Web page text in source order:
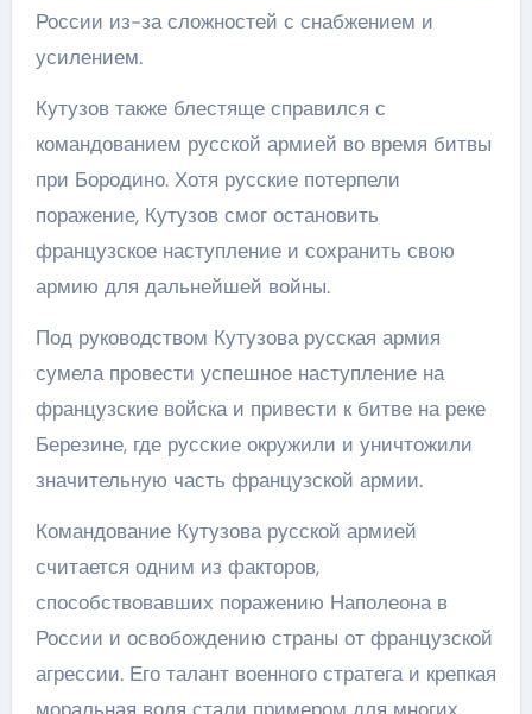
России из-за сложностей с снабжением и
усилением.
Кутузов также блестяще справился с
командованием русской армией во время битвы
при Бородино. Хотя русские потерпели
поражение, Кутузов смог остановить
французское наступление и сохранить свою
армию для дальнейшей войны.
Под руководством Кутузова русская армия
сумела провести успешное наступление на
французские войска и привести к битве на реке
Березине, где русские окружили и уничтожили
значительную часть французской армии.
Командование Кутузова русской армией
считается одним из факторов,
способствовавших поражению Наполеона в
России и освобождению страны от французской
агрессии. Его талант военного стратега и крепкая